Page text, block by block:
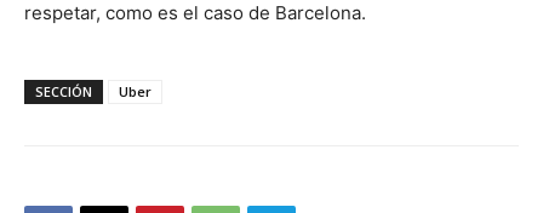
respetar, como es el caso de Barcelona.
SECCIÓN Uber